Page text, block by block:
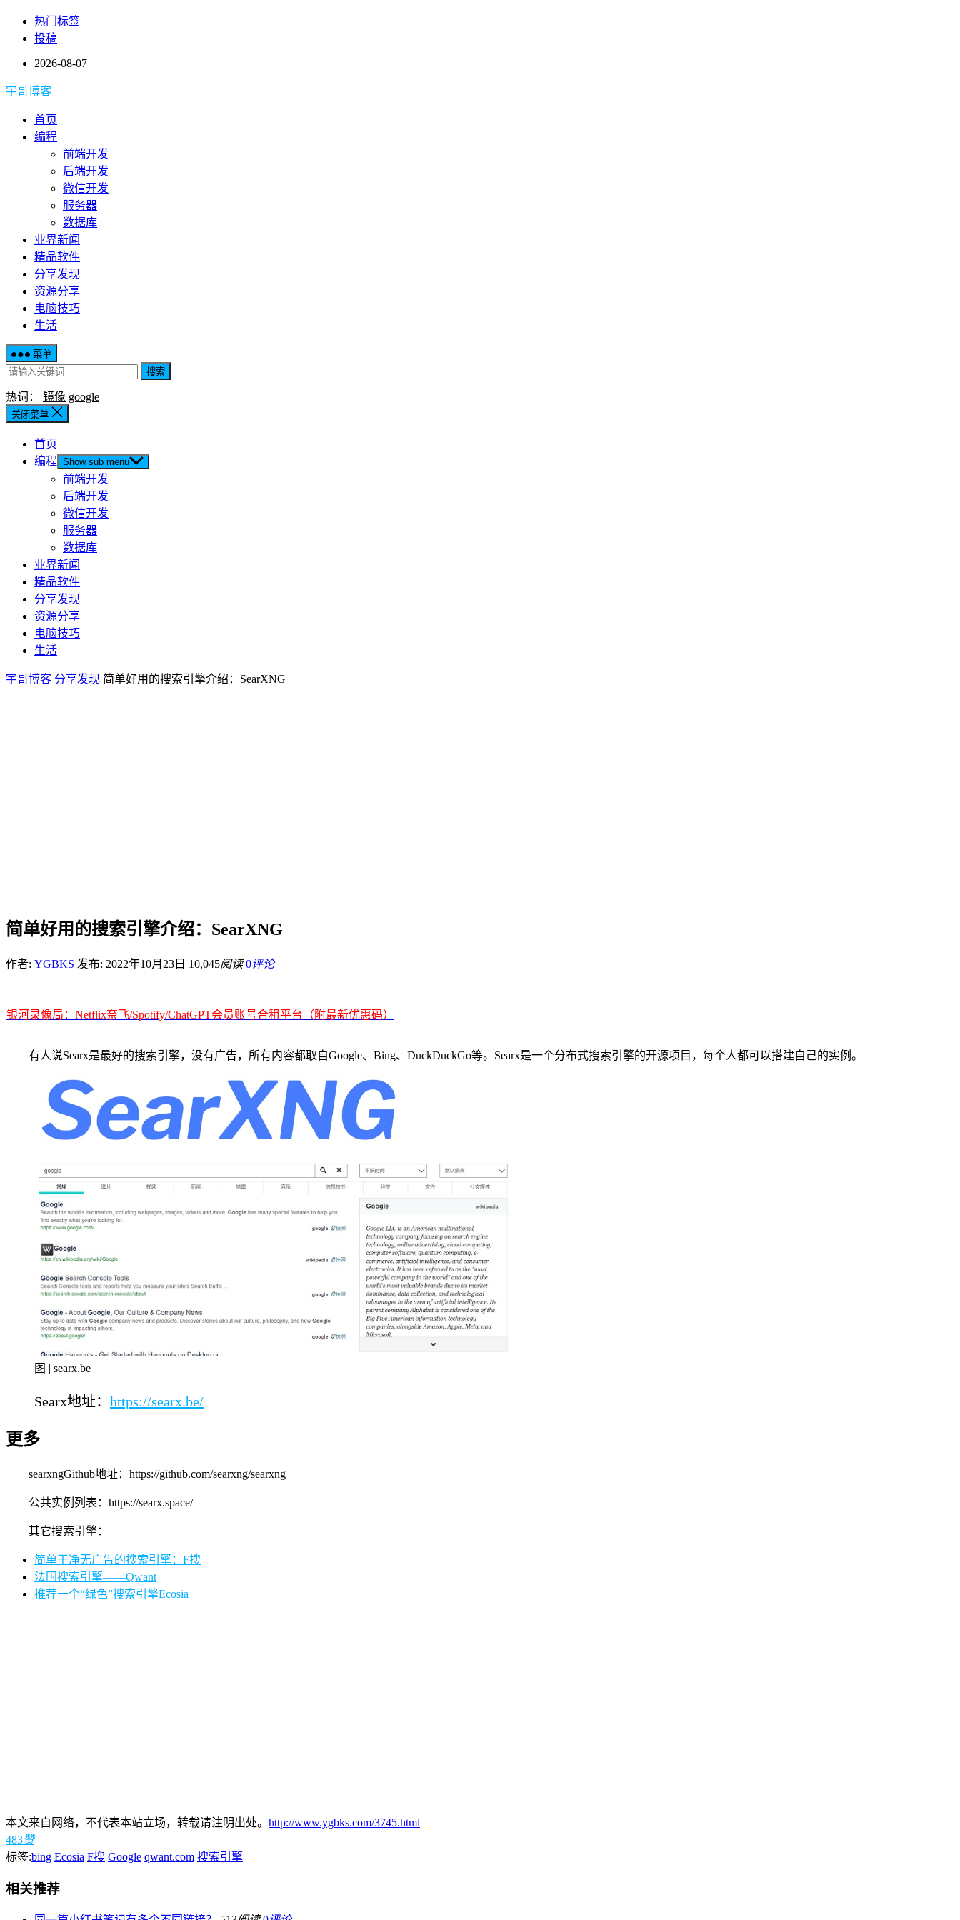
热门标签
投稿
2026-08-07
宇哥博客
首页
编程
前端开发
后端开发
微信开发
服务器
数据库
业界新闻
精品软件
分享发现
资源分享
电脑技巧
生活
菜单
搜索
热词： 镜像 google
关闭菜单
首页
编程 Show sub menu
前端开发
后端开发
微信开发
服务器
数据库
业界新闻
精品软件
分享发现
资源分享
电脑技巧
生活
宇哥博客 分享发现 简单好用的搜索引擎介绍：SearXNG
简单好用的搜索引擎介绍：SearXNG
作者: YGBKS 发布: 2022年10月23日 10,045阅读 0评论
银河录像局：Netflix奈飞/Spotify/ChatGPT会员账号合租平台（附最新优惠码）
有人说Searx是最好的搜索引擎，没有广告，所有内容都取自Google、Bing、DuckDuckGo等。Searx是一个分布式搜索引擎的开源项目，每个人都可以搭建自己的实例。
图 | searx.be
Searx地址： https://searx.be/
更多
searxngGithub地址：https://github.com/searxng/searxng
公共实例列表：https://searx.space/
其它搜索引擎：
简单干净无广告的搜索引擎：F搜
法国搜索引擎——Qwant
推荐一个“绿色”搜索引擎Ecosia
本文来自网络，不代表本站立场，转载请注明出处。 http://www.ygbks.com/3745.html
483赞
标签:bing Ecosia F搜 Google qwant.com 搜索引擎
相关推荐